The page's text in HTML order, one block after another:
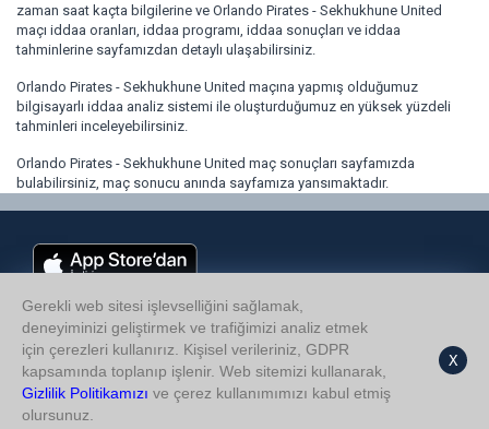
zaman saat kaçta bilgilerine ve Orlando Pirates - Sekhukhune United
maçı iddaa oranları, iddaa programı, iddaa sonuçları ve iddaa
tahminlerine sayfamızdan detaylı ulaşabilirsiniz.
Orlando Pirates - Sekhukhune United maçına yapmış olduğumuz
bilgisayarlı iddaa analiz sistemi ile oluşturduğumuz en yüksek yüzdeli
tahminleri inceleyebilirsiniz.
Orlando Pirates - Sekhukhune United maç sonuçları sayfamızda
bulabilirsiniz, maç sonucu anında sayfamıza yansımaktadır.
Hakkımızda
Gizlilik Politikası
Gerekli web sitesi işlevselliğini sağlamak,
deneyiminizi geliştirmek ve trafiğimizi analiz etmek
için çerezleri kullanırız. Kişisel verileriniz, GDPR
kapsamında toplanıp işlenir. Web sitemizi kullanarak,
Gizlilik Politikamızı ve çerez kullanımımızı kabul etmiş
olursunuz.
X